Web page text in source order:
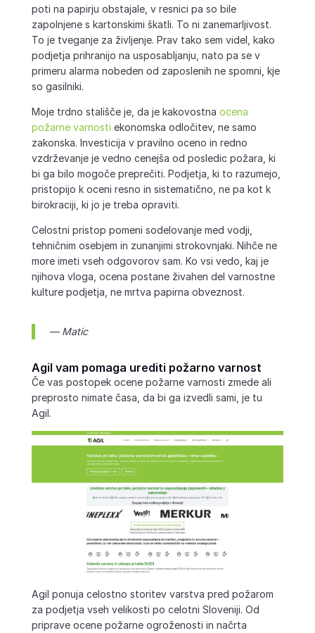
poti na papirju obstajale, v resnici pa so bile
zapolnjene s kartonskimi škatli. To ni zanemarljivost.
To je tveganje za življenje. Prav tako sem videl, kako
podjetja prihranijo na usposabljanju, nato pa se v
primeru alarma nobeden od zaposlenih ne spomni, kje
so gasilniki.
Moje trdno stališče je, da je kakovostna ocena
požarne varnosti ekonomska odločitev, ne samo
zakonska. Investicija v pravilno oceno in redno
vzdrževanje je vedno cenejša od posledic požara, ki
bi ga bilo mogoče preprečiti. Podjetja, ki to razumejo,
pristopijo k oceni resno in sistematično, ne pa kot k
birokraciji, ki jo je treba opraviti.
Celostni pristop pomeni sodelovanje med vodji,
tehničnim osebjem in zunanjimi strokovnjaki. Nihče ne
more imeti vseh odgovorov sam. Ko vsi vedo, kaj je
njihova vloga, ocena postane živahen del varnostne
kulture podjetja, ne mrtva papirna obveznost.
— Matic
Agil vam pomaga urediti požarno varnost
Če vas postopek ocene požarne varnosti zmede ali
preprosto nimate časa, da bi ga izvedli sami, je tu
Agil.
Agil ponuja celostno storitev varstva pred požarom
za podjetja vseh velikosti po celotni Sloveniji. Od
priprave ocene požarne ogroženosti in načrta